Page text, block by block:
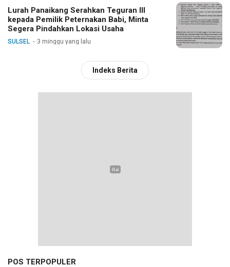
Lurah Panaikang Serahkan Teguran III
kepada Pemilik Peternakan Babi, Minta
Segera Pindahkan Lokasi Usaha
SULSEL 3 minggu yang lalu
Indeks Berita
POS TERPOPULER